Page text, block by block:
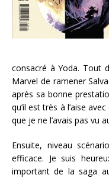
consacré à Yoda. Tout
Marvel de ramener
après sa bonne
qu’il est très à l’aise
que je ne l’avais pas vu
Ensuite, niveau
efficace. Je suis
important de la saga